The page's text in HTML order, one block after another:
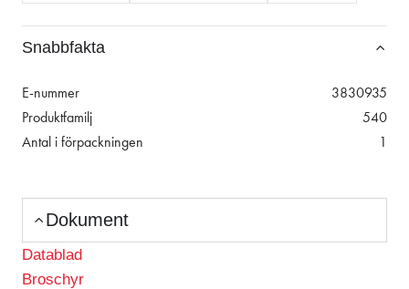
Snabbfakta
E-nummer
3830935
Produktfamilj
540
Antal i förpackningen
1
Dokument
Datablad
Broschyr